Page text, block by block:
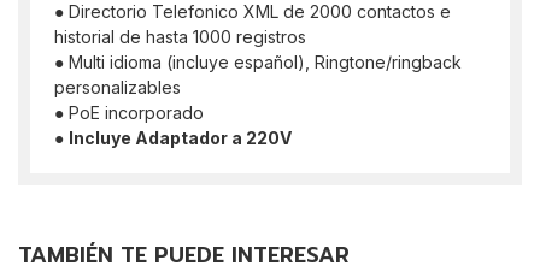
● Directorio Telefonico XML de 2000 contactos e
historial de hasta 1000 registros
● Multi idioma (incluye español), Ringtone/ringback
personalizables
● PoE incorporado
● Incluye Adaptador a 220V
TAMBIÉN TE PUEDE INTERESAR